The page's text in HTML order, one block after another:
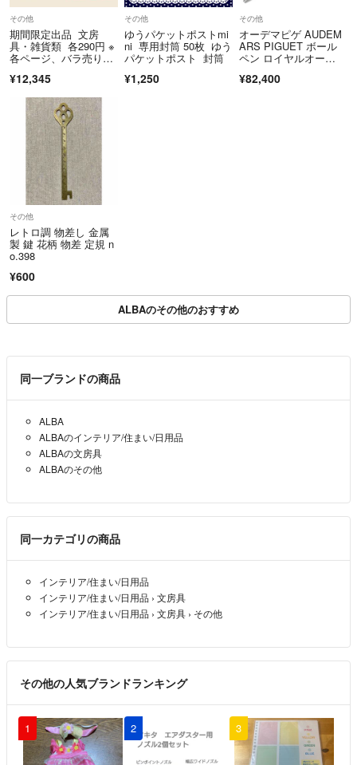
その他
期間限定出品 文房
具・雑貨類 各290円 ※
各ページ、バラ売り不
¥12,345
その他
ゆうパケットポストmi
ni 専用封筒 50枚 ゆう
パケットポスト 封筒
¥1,250
その他
オーデマピゲ AUDEM
ARS PIGUET ボール
ペン ロイヤルオー
ル ブルー×シルバー ノ
¥82,400
その他
レトロ調 物差し 金属
製 鍵 花柄 物差 定規 n
o.398
¥600
ALBAのその他のおすすめ
同一ブランドの商品
ALBA
ALBAのインテリア/住まい/日用品
ALBAの文房具
ALBAのその他
同一カテゴリの商品
インテリア/住まい/日用品
インテリア/住まい/日用品 › 文房具
インテリア/住まい/日用品 › 文房具 › その他
その他の人気ブランドランキング
1 2 3